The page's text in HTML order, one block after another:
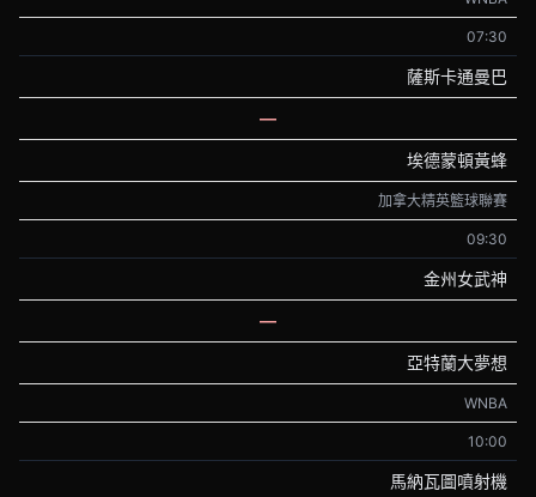
07:30
薩斯卡通曼巴
—
埃德蒙頓黃蜂
加拿大精英籃球聯賽
09:30
金州女武神
—
亞特蘭大夢想
WNBA
10:00
馬納瓦圖噴射機